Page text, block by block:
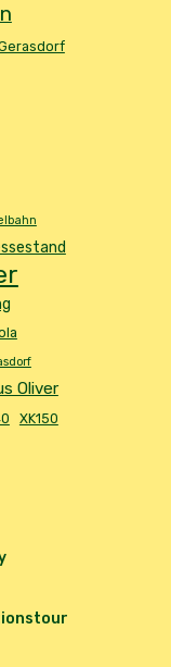
Oliver
XK150